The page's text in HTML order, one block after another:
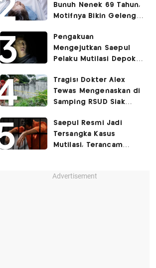
Belum Utuh
Bunuh Nenek 69 Tahun,
Motifnya Bikin Geleng
Pengakuan
Mengejutkan Saepul
Pelaku Mutilasi Depok:
Korban di Kontrakan
Tragis! Dokter Alex
Tewas Mengenaskan di
Samping RSUD Siak
Rocuronium
Saepul Resmi Jadi
Tersangka Kasus
Mutilasi, Terancam
Advertisement